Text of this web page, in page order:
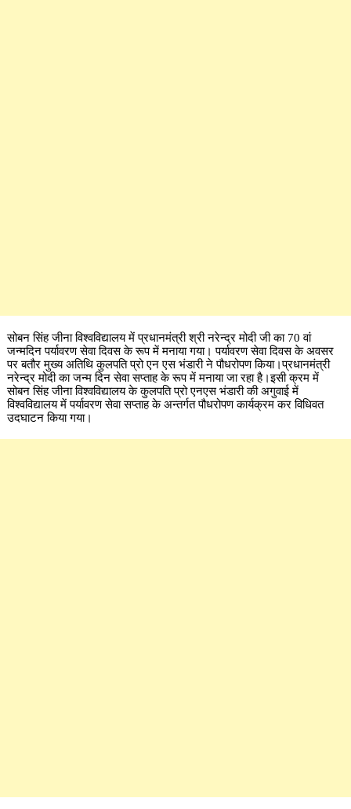
सोबन सिंह जीना विश्वविद्यालय में प्रधानमंत्री श्री नरेन्द्र मोदी जी का 70 वां
जन्मदिन पर्यावरण सेवा दिवस के रूप में मनाया गया। पर्यावरण सेवा दिवस के अवसर
पर बतौर मुख्य अतिथि कुलपति प्रो एन एस भंडारी ने पौधरोपण किया।प्रधानमंत्री
नरेन्द्र मोदी का जन्म दिन सेवा सप्ताह के रूप में मनाया जा रहा है।इसी क्रम में
सोबन सिंह जीना विश्वविद्यालय के कुलपति प्रो एनएस भंडारी की अगुवाई में
विश्वविद्यालय में पर्यावरण सेवा सप्ताह के अन्तर्गत पौधरोपण कार्यक्रम कर विधिवत
उदघाटन किया गया।